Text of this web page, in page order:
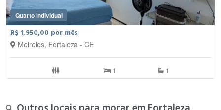
Quarto Individual
R$ 1.950,00 por mês
Meireles, Fortaleza - CE
1 1